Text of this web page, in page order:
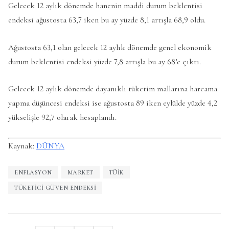
Gelecek 12 aylık dönemde hanenin maddi durum beklentisi
endeksi ağustosta 63,7 iken bu ay yüzde 8,1 artışla 68,9 oldu.
Ağustosta 63,1 olan gelecek 12 aylık dönemde genel ekonomik
durum beklentisi endeksi yüzde 7,8 artışla bu ay 68’e çıktı.
Gelecek 12 aylık dönemde dayanıklı tüketim mallarına harcama
yapma düşüncesi endeksi ise ağustosta 89 iken eylülde yüzde 4,2
yükselişle 92,7 olarak hesaplandı.
Kaynak: DÜNYA
ENFLASYON MARKET TÜİK
TÜKETICI GÜVEN ENDEKSI